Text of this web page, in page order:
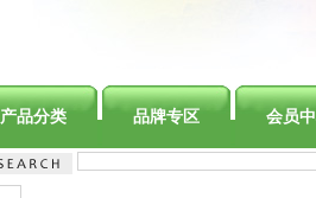
产品分类 品牌专区 会员